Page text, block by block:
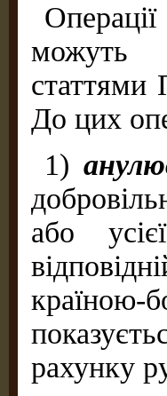
можуть
статтями
До цих
1)
або
рахунку